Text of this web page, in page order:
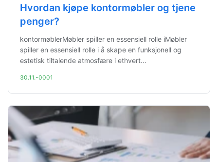
Hvordan kjøpe kontormøbler og tjene
penger?
kontormøblerMøbler spiller en essensiell rolle iMøbler
spiller en essensiell rolle i å skape en funksjonell og
estetisk tiltalende atmosfære i ethvert...
30.11.-0001